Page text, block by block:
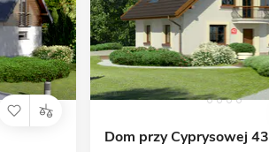
Dom przy Cyprysowej 43